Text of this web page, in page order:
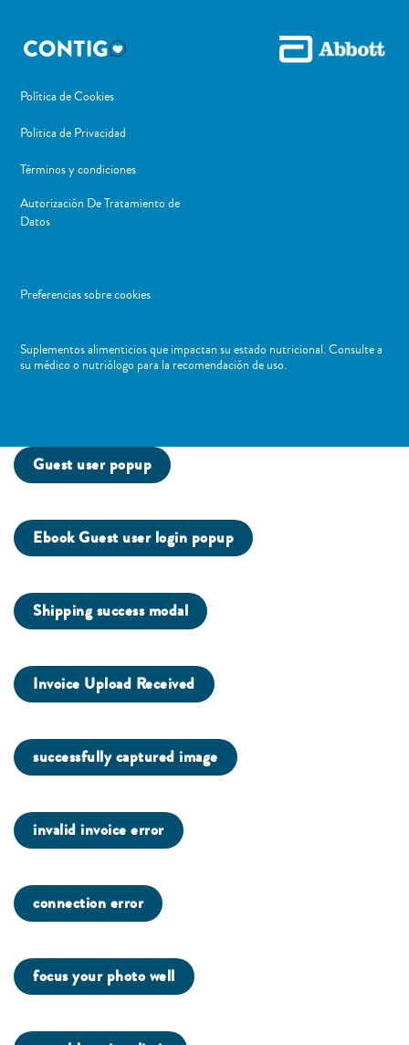
Política de Cookies
Politica de Privacidad
Términos y condiciones
Autorización De Tratamiento de
Datos
Preferencias sobre cookies
Suplementos alimenticios que impactan su estado nutricional. Consulte a
su médico o nutriólogo para la recomendación de uso. ​
Guest user popup
Ebook Guest user login popup
Shipping success modal
Invoice Upload Received
successfully captured image
invalid invoice error
connection error
focus your photo well